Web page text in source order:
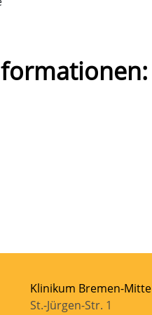
Klinikum Bremen-Mitte
St.-Jürgen-Str. 1